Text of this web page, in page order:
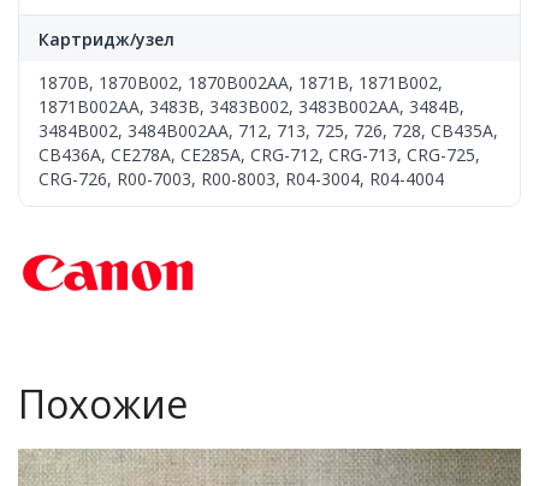
Картридж/узел
1870B, 1870B002, 1870B002AA, 1871B, 1871B002,
1871B002AA, 3483B, 3483B002, 3483B002AA, 3484B,
3484B002, 3484B002AA, 712, 713, 725, 726, 728, CB435A,
CB436A, CE278A, CE285A, CRG-712, CRG-713, CRG-725,
CRG-726, R00-7003, R00-8003, R04-3004, R04-4004
Похожие